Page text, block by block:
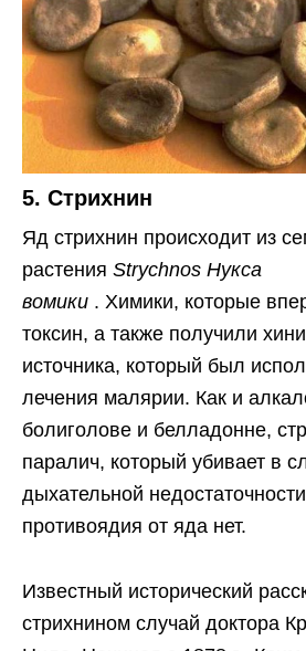
5. Стрихнин
Яд стрихнин происходит из
растения Strychnos Нукса
вомики . Химики, которые
токсин, а также получили
источника, который был
лечения малярии. Как и
болиголове и белладонне,
паралич, который убивает в
дыхательной
противоядия от яда нет.
Известный исторический
стрихнином случай доктора